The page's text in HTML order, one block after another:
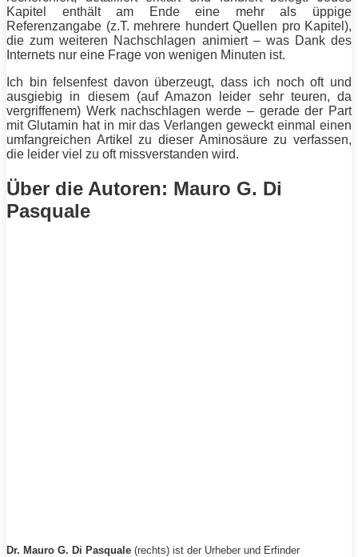
Kapitel enthält am Ende eine mehr als üppige
Referenzangabe (z.T. mehrere hundert Quellen pro Kapitel),
die zum weiteren Nachschlagen animiert – was Dank des
Internets nur eine Frage von wenigen Minuten ist.
Ich bin felsenfest davon überzeugt, dass ich noch oft und
ausgiebig in diesem (auf Amazon leider sehr teuren, da
vergriffenem) Werk nachschlagen werde – gerade der Part
mit Glutamin hat in mir das Verlangen geweckt einmal einen
umfangreichen Artikel zu dieser Aminosäure zu verfassen,
die leider viel zu oft missverstanden wird.
Über die Autoren: Mauro G. Di
Pasquale
Dr. Mauro G. Di Pasquale (rechts) ist der Urheber und Erfinder